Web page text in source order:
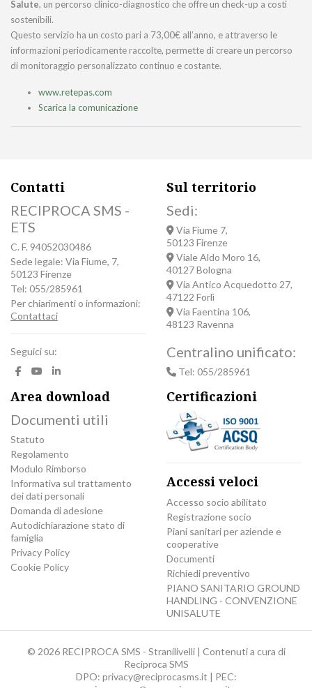
Salute, un percorso clinico-diagnostico che offre un check-up a costi
sostenibili.
Questo servizio ha un costo pari a 73,00€ all’anno, e attraverso le
informazioni periodicamente raccolte, permette di creare un percorso
di monitoraggio personalizzato continuo e costante.
www.retepas.com
Scarica la comunicazione
Contatti
RECIPROCA SMS -
ETS
C. F. 94052030486
Sede legale: Via Fiume, 7,
50123 Firenze
Tel: 055/285961
Per chiarimenti o informazioni:
Contattaci
Seguici su:
Sul territorio
Sedi:
Via Fiume 7,
50123 Firenze
Viale Aldo Moro 16,
40127 Bologna
Via Antico Acquedotto 27,
47122 Forlì
Via Faentina 106,
48123 Ravenna
Centralino unificato:
Tel: 055/285961
Area download
Documenti utili
Statuto
Regolamento
Modulo Rimborso
Informativa sul trattamento
dei dati personali
Domanda di adesione
Autodichiarazione stato di
famiglia
Privacy Policy
Cookie Policy
Certificazioni
Accessi veloci
Accesso socio abilitato
Registrazione socio
Piani sanitari per aziende e
cooperative
Documenti
Richiedi preventivo
PIANO SANITARIO GROUND
HANDLING - CONVENZIONE
UNISALUTE
© 2026 RECIPROCA SMS - Stranilivelli | Contenuti a cura di
Reciproca SMS
DPO: privacy@reciprocasms.it | PEC: